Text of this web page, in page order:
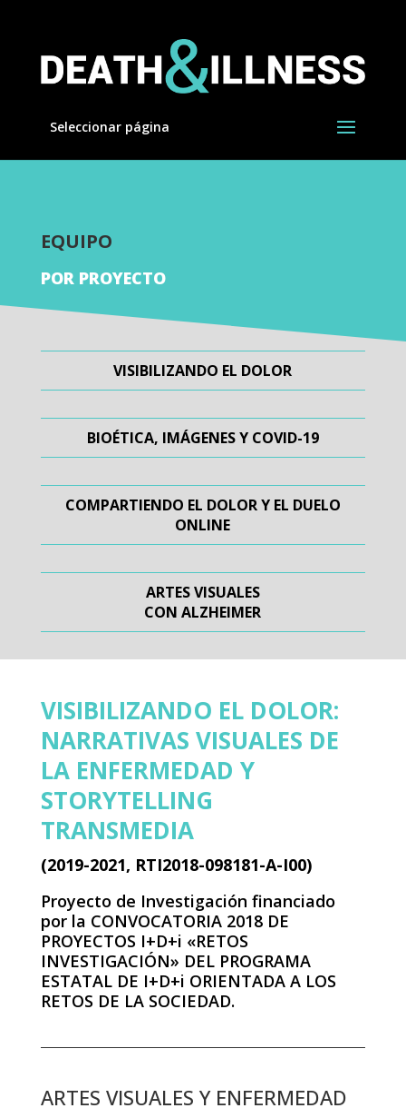
Seleccionar página
EQUIPO
POR PROYECTO
VISIBILIZANDO EL DOLOR
BIOÉTICA, IMÁGENES Y COVID-19
COMPARTIENDO EL DOLOR Y EL DUELO
ONLINE
ARTES VISUALES
CON ALZHEIMER
VISIBILIZANDO EL DOLOR:
NARRATIVAS VISUALES DE
LA ENFERMEDAD Y
STORYTELLING
TRANSMEDIA
(2019-2021, RTI2018-098181-A-I00)
Proyecto de Investigación financiado
por la CONVOCATORIA 2018 DE
PROYECTOS I+D+i «RETOS
INVESTIGACIÓN» DEL PROGRAMA
ESTATAL DE I+D+i ORIENTADA A LOS
RETOS DE LA SOCIEDAD.
ARTES VISUALES Y ENFERMEDAD